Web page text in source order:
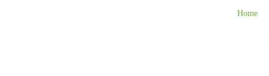
Home